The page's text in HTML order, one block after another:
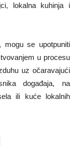
lokalna kuhinja i
mogu se upotpuniti
u procesu
uz očaravajući
događaja, na
ili kuće lokalnih